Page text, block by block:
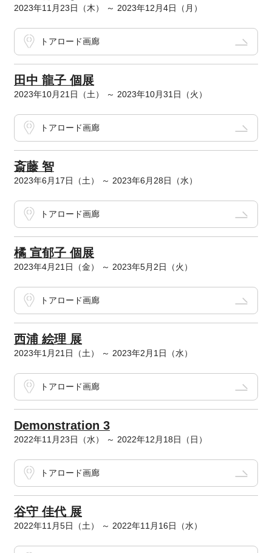
2023年11月23日（木） ～ 2023年12月4日（月）
トアロード画廊
田中 龍子 個展
2023年10月21日（土） ～ 2023年10月31日（火）
トアロード画廊
斎藤 智
2023年6月17日（土） ～ 2023年6月28日（水）
トアロード画廊
橘 宣郁子 個展
2023年4月21日（金） ～ 2023年5月2日（火）
トアロード画廊
西浦 絵理 展
2023年1月21日（土） ～ 2023年2月1日（水）
トアロード画廊
Demonstration 3
2022年11月23日（水） ～ 2022年12月18日（日）
トアロード画廊
谷守 佳代 展
2022年11月5日（土） ～ 2022年11月16日（水）